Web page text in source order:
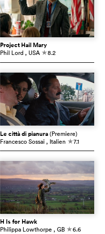
Project Hail Mary
Phil Lord , USA c8.2
Le città di pianura(Premiere)
Francesco Sossai , Italien c7.1
H Is for Hawk
Philippa Lowthorpe , GB c6.6